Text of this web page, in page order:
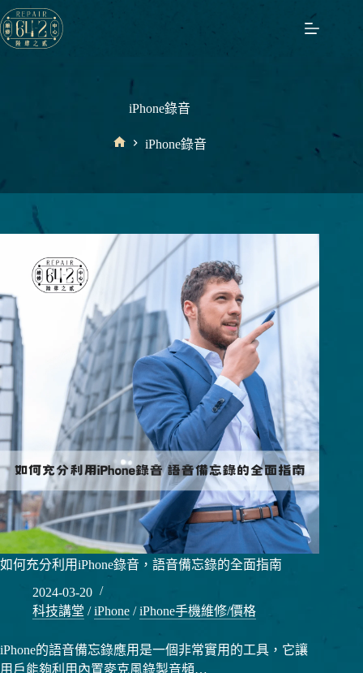
跳
至
主
iPhone錄音
iPhone錄音
如何充分利用iPhone錄音，語音備忘錄的全面指南
2024-03-20
科技講堂 /iPhone /iPhone手機維修/價格
iPhone的語音備忘錄應用是一個非常實用的工具，它讓
用戶能夠利用內置麥克風錄製音頻…